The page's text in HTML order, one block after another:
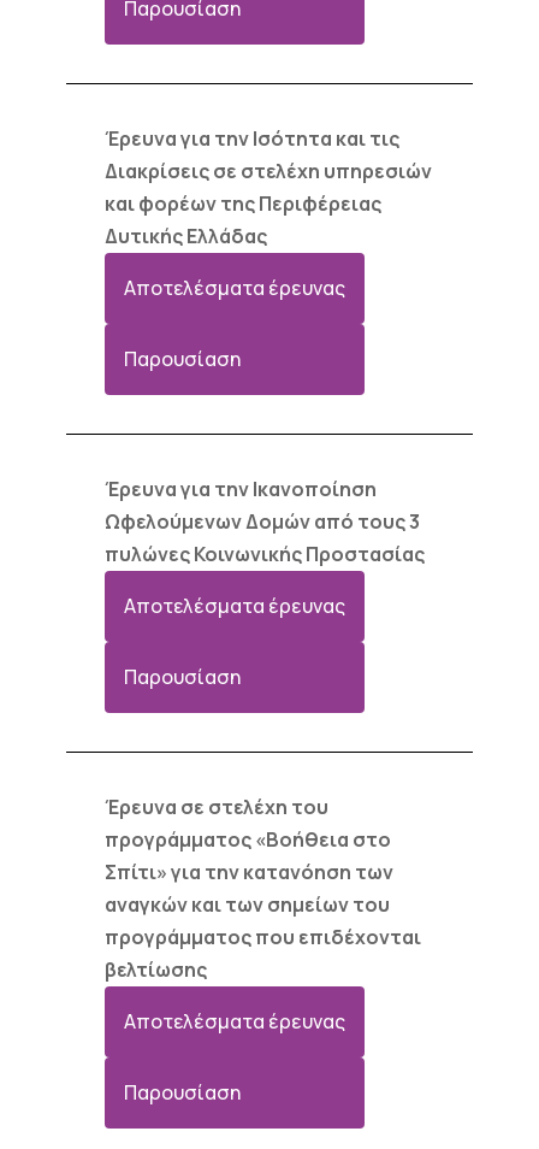
Παρουσίαση
Έρευνα για την Ισότητα και τις
Διακρίσεις σε στελέχη υπηρεσιών
και φορέων της Περιφέρειας
Δυτικής Ελλάδας
Αποτελέσματα έρευνας
Παρουσίαση
Έρευνα για την Ικανοποίηση
Ωφελούμενων Δομών από τους 3
πυλώνες Κοινωνικής Προστασίας
Αποτελέσματα έρευνας
Παρουσίαση
Έρευνα σε στελέχη του
προγράμματος «Βοήθεια στο
Σπίτι» για την κατανόηση των
αναγκών και των σημείων του
προγράμματος που επιδέχονται
βελτίωσης
Αποτελέσματα έρευνας
Παρουσίαση